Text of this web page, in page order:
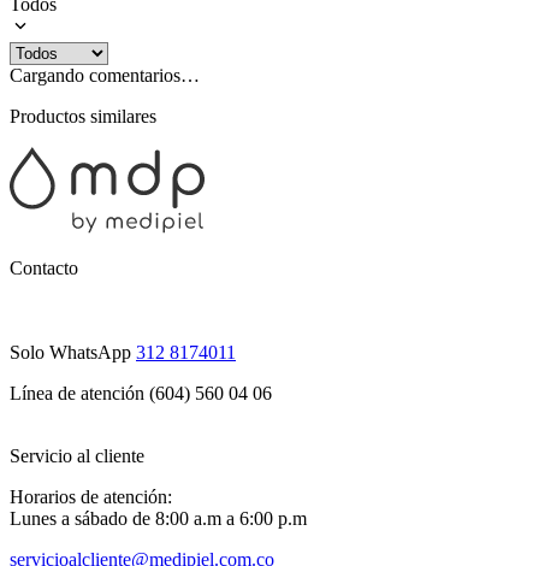
Todos
Cargando comentarios…
Productos similares
Contacto
Solo WhatsApp 312 8174011
Línea de atención (604) 560 04 06
Servicio al cliente
Horarios de atención:
Lunes a sábado de 8:00 a.m a 6:00 p.m
servicioalcliente@medipiel.com.co